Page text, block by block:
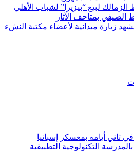
لبيع “بيزيرا” لشباب الأهلي
الصيفي بمتاحف الآثار
زيارة ميدانية لأعضاء مكتبة النشء
ثاني أيامه بمعسكر إسبانيا
التكنولوجية التطبيقية